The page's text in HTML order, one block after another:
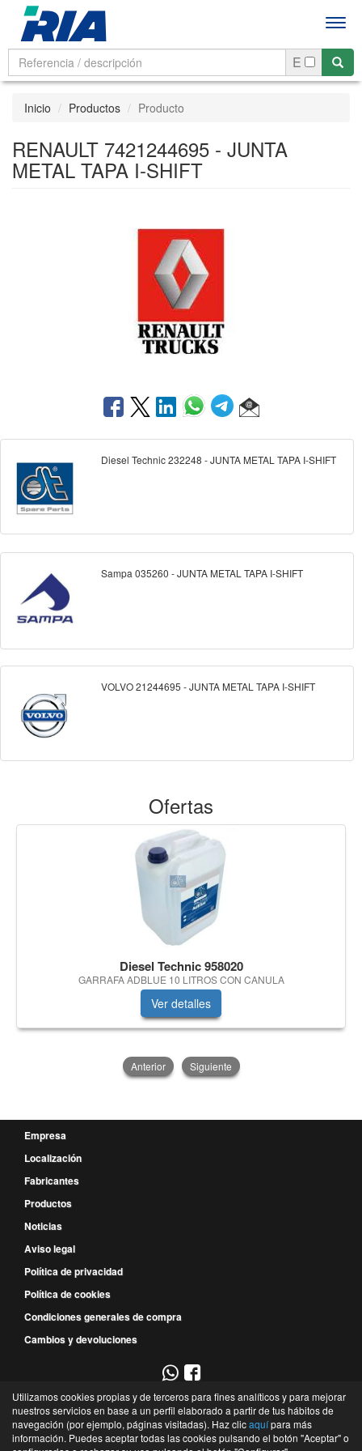
E
Inicio Productos Producto
RENAULT 7421244695 - JUNTA
METAL TAPA I-SHIFT
Diesel Technic 232248 - JUNTA METAL TAPA I-SHIFT
Sampa 035260 - JUNTA METAL TAPA I-SHIFT
VOLVO 21244695 - JUNTA METAL TAPA I-SHIFT
Ofertas
Diesel Technic 958020
GARRAFA ADBLUE 10 LITROS CON CANULA
Ver detalles
Anterior Siguiente
Empresa
Localización
Fabricantes
Productos
Noticias
Aviso legal
Política de privacidad
Política de cookies
Condiciones generales de compra
Cambios y devoluciones
967 52 29 00
P.E. Campollano - Avda. 4ª, 9 - Nave 3B - 02007 - Albacete - Albacete - España
©Recambios Industriales de Albacete- 2026 -Tienda online de recambios de Gira
Utilizamos cookies propias y de terceros para fines analíticos y para mejorar
nuestros servicios en base a un perfil elaborado a partir de tus hábitos de
navegación (por ejemplo, páginas visitadas). Haz clicaquípara más
información. Puedes aceptar todas las cookies pulsando el botón "Aceptar" o